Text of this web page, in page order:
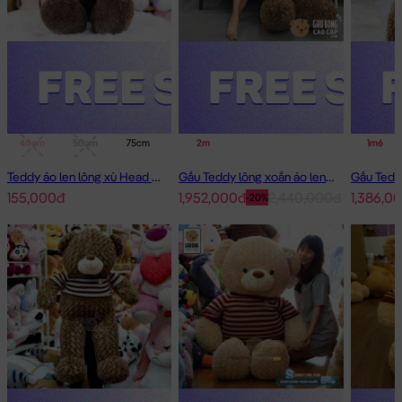
75cm
Teddy áo len lông xù Head and Tales
155,000đ
2m
Gấu Teddy lông xoắn áo len Choco 2m - Hàng Nhập
-20%
1,952,000đ
1m6